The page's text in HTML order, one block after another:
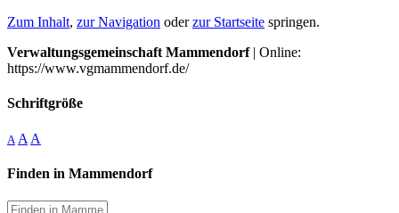
Zum Inhalt, zur Navigation oderzur Startseite springen.
Verwaltungsgemeinschaft Mammendorf| Online:
https://www.vgmammendorf.de/
Schriftgröße
A A A
Finden in Mammendorf